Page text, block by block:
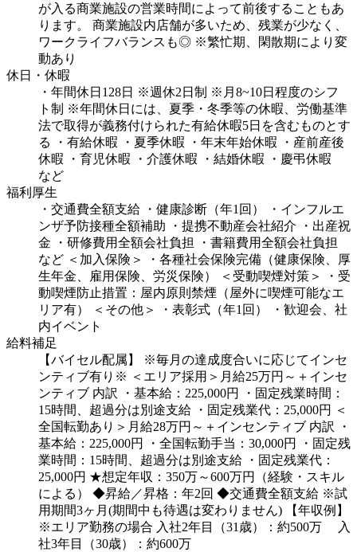
が入る商業施設の営業時間によって前後することもあ
ります。
商業施設内店舗が多いため、残業が少なく、
ワークライフバランスも◎ ※繁忙期、閑散期により変
動あり
休日・休暇
・年間休日128日 ※週休2日制 ※月8~10日程度のシフ
ト制 ※年間休日には、夏季・冬季等の休暇、労働基準
法で取得が義務付けられた有給休暇5日を含むものとす
る
・有給休暇 ・夏季休暇 ・年末年始休暇
・産前産後
休暇
・育児休暇 ・介護休暇 ・結婚休暇
・慶弔休暇
など
福利厚生
・交通費全額支給
・健康診断（年1回）
・インフルエ
ンザ予防接種全額補助
・提携不動産会社紹介
・出産祝
金
・研修費用全額会社負担
・書籍費用全額会社負担
など ＜加入保険＞
・各種社会保険完備（健康保険、厚
生年金、雇用保険、労災保険）
＜受動喫煙対策＞
・受
動喫煙防止措置：屋内原則禁煙（屋外に喫煙可能なエ
リア有）
＜その他＞ ・表彰式（年1回）
・歓迎会、社
内イベント
給料補足
【バイセル配属】
※毎月の達成度合いに応じてインセ
ンティブ有り※ ＜エリア採用＞月給25万円～＋インセ
ンティブ 内訳 ・基本給：225,000円
・固定残業時間：
15時間、超過分は別途支給
・固定残業代：25,000円
＜
全国転勤あり＞月給28万円～＋インセンティブ 内訳
・
基本給：225,000円
・全国転勤手当：30,000円
・固定残
業時間：15時間、超過分は別途支給
・固定残業代：
25,000円 ★想定年収：350万～600万円（経験・スキル
による）
◆昇給／昇格：年2回 ◆交通費全額支給 ※試
用期間3ヶ月(期間中も待遇は変わりません)
【年収例】
※エリア勤務の場合 入社2年目（31歳）：約500万
入
社3年目（30歳）：約600万